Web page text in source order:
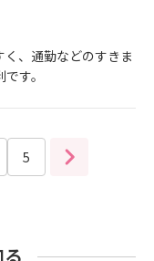
、通勤などのすきま
す。
5